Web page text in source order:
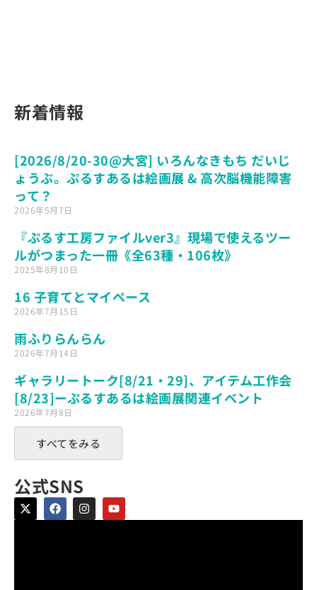
新着情報
[2026/8/20-30@大宮] いろんなきもち だいじ
ょうぶ。ぷるすあるは絵画展 & 高次脳機能障害
って？
2026年5月7日
『ぷるす工房ファイルver3』現場で使えるツー
ルがつまった一冊《全63種・106枚》
2025年8月10日
16 子育てとマイペース
2026年7月15日
雨ふりらんらん
2026年7月14日
ギャラリートーク[8/21・29]、アイテム工作会
[8/23]ーぷるすあるは絵画展関連イベント
2026年7月8日
すべてをみる
公式SNS